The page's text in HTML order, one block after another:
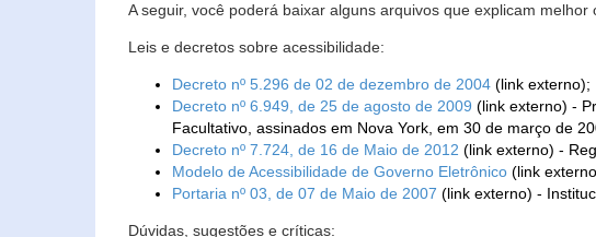
A seguir, você poderá baixar alguns arquivos que explicam
Leis e decretos sobre acessibilidade:
Decreto nº 5.296 de 02 de dezembro de 2004 (link externo);
Decreto nº 6.949, de 25 de agosto de 2009 (link externo) -
Facultativo, assinados em Nova York, em 30 de março de
Decreto nº 7.724, de 16 de Maio de 2012 (link externo) -
Modelo de Acessibilidade de Governo Eletrônico (link
Portaria nº 03, de 07 de Maio de 2007 (link externo) -
Dúvidas, sugestões e críticas: